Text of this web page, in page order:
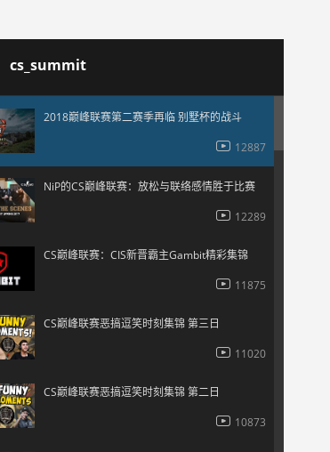
cs_summit
2018巅峰联赛第二赛季再临 别墅杯的战斗
12887
NiP的CS巅峰联赛：放松与联络感情胜于比赛
12289
CS巅峰联赛：CIS新晋霸主Gambit精彩集锦
11875
CS巅峰联赛恶搞逗笑时刻集锦 第三日
11020
CS巅峰联赛恶搞逗笑时刻集锦 第二日
10873